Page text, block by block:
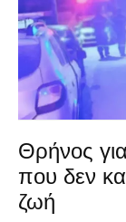
Θρήνος
που δεν
ζωή